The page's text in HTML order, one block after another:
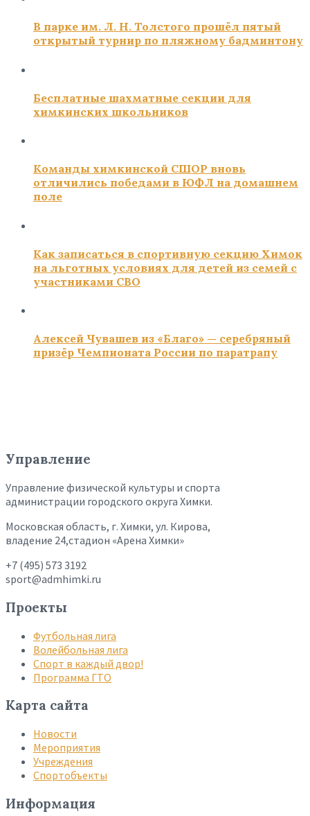
В парке им. Л. Н. Толстого прошёл пятый
открытый турнир по пляжному бадминтону
Бесплатные шахматные секции для
химкинских школьников
Команды химкинской СШОР вновь
отличились победами в ЮФЛ на домашнем
поле
Как записаться в спортивную секцию Химок
на льготных условиях для детей из семей с
участниками СВО
Алексей Чувашев из «Благо» — серебряный
призёр Чемпионата России по паратрапу
Управление
Управление физической культуры и спорта
администрации городского округа Химки.
Московская область, г. Химки, ул. Кирова,
владение 24,стадион «Арена Химки»
+7 (495) 573 3192
sport@admhimki.ru
Проекты
Футбольная лига
Волейбольная лига
Спорт в каждый двор!
Программа ГТО
Карта сайта
Новости
Мероприятия
Учреждения
Спортобъекты
Информация